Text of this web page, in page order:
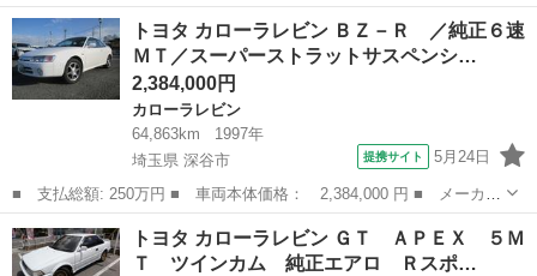
名： トヨタ ■ 車種名： カローラレビン ■ グレード名： ＧＴ
Ｖ 白ＩＩ全塗装 実走行２９０００ｋｍ ２オーナー ５ＭＴ 外
品フルエア...
岡山 岡山市 カローラレビン
トヨタ カローラレビン ＢＺ－Ｒ ／純正６速
ＭＴ／スーパーストラットサスペンシ…
2,384,000円
カローラレビン
64,863km
1997年
埼玉県 深谷市
提携サイト 5月24日
■ 支払総額: 250万円 ■ 車両本体価格： 2,384,000 円 ■ メーカー
名： トヨタ ■ 車種名： カローラレビン ■ グレード名： ＢＺ
－Ｒ ／純正６速ＭＴ／スーパーストラットサスペンション／キーレ
ス／Ｗエア...
埼玉 深谷市 カローラレビン
トヨタ カローラレビン ＧＴ ＡＰＥＸ ５Ｍ
Ｔ ツインカム 純正エアロ Ｒスポ…